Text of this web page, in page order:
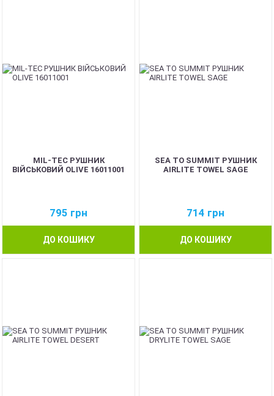
MIL-TEC РУШНИК
ВІЙСЬКОВИЙ OLIVE 16011001
795 грн
ДО КОШИКУ
SEA TO SUMMIT РУШНИК
AIRLITE TOWEL SAGE
714 грн
ДО КОШИКУ